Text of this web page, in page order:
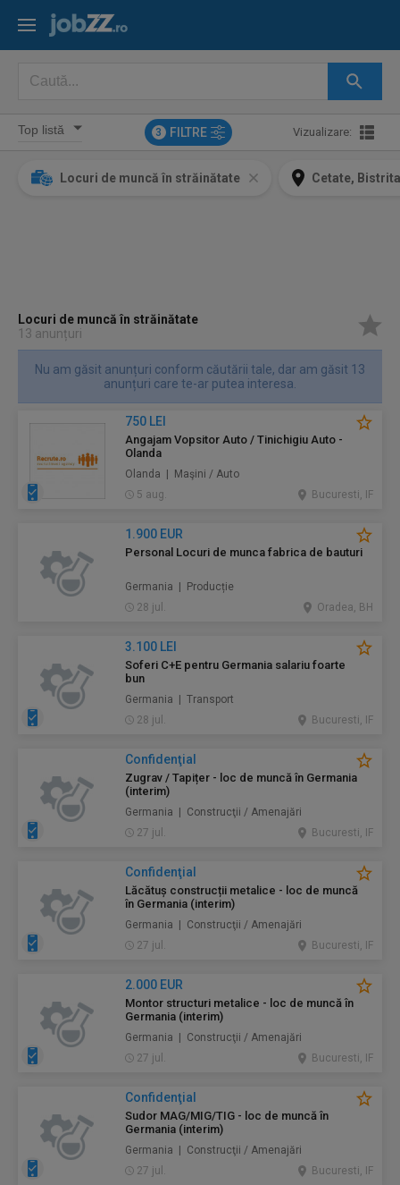
3 FILTRE Vizualizare:
Locuri de muncă în străinătate Cetate,
Locuri de muncă în străinătate
13 anunțuri
Nu am găsit anunțuri conform căutării tale, dar am găsit 13
anunțuri care te-ar putea interesa.
750 LEI
Angajam Vopsitor Auto / Tinichigiu Auto -
Olanda
Olanda | Maşini / Auto
5 aug.
Bucuresti, IF
1.900 EUR
Personal Locuri de munca fabrica de bauturi
Germania | Producție
28 jul.
Oradea, BH
3.100 LEI
Soferi C+E pentru Germania salariu foarte
bun
Germania | Transport
28 jul.
Bucuresti, IF
Confidenţial
Zugrav / Tapițer - loc de muncă în Germania
(interim)
Germania | Construcţii / Amenajări
27 jul.
Bucuresti, IF
Confidenţial
Lăcătuș construcții metalice - loc de muncă
în Germania (interim)
Germania | Construcţii / Amenajări
27 jul.
Bucuresti, IF
2.000 EUR
Montor structuri metalice - loc de muncă în
Germania (interim)
Germania | Construcţii / Amenajări
27 jul.
Bucuresti, IF
Confidenţial
Sudor MAG/MIG/TIG - loc de muncă în
Germania (interim)
Germania | Construcţii / Amenajări
27 jul.
Bucuresti, IF